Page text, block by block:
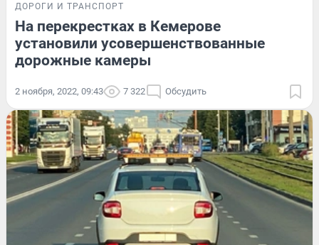
ДОРОГИ И ТРАНСПОРТ
На перекрестках в Кемерове
установили усовершенствованные
дорожные камеры
2 ноября, 2022, 09:43 7 322 Обсудить